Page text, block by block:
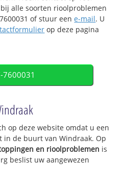
alle soorten rioolproblemen
of stuur eene-mail. U
op deze pagina
7600031
op deze website omdat u een
de buurt van Windraak. Op
en rioolproblemen is
beslist uw aangewezen